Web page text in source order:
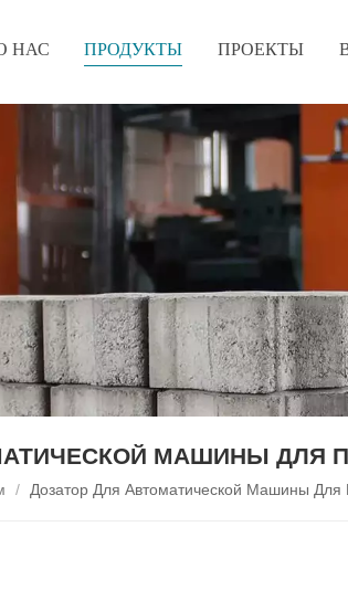
НАС ПРОДУКТЫ ПРОЕКТЫ
МАШИНЫ ДЛЯ
/ Дозатор Для Автоматической Машины Для